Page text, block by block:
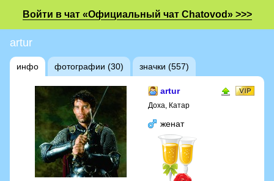
Войти в чат «Официальный чат Chatovod» >>>
artur
инфо фотографии (30) значки (557)
artur
Доха, Катар
женат